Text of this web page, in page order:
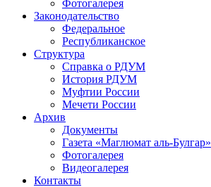
Фотогалерея
Законодательство
Федеральное
Республиканское
Структура
Справка о РДУМ
История РДУМ
Муфтии России
Мечети России
Архив
Документы
Газета «Маглюмат аль-Булгар»
Фотогалерея
Видеогалерея
Контакты